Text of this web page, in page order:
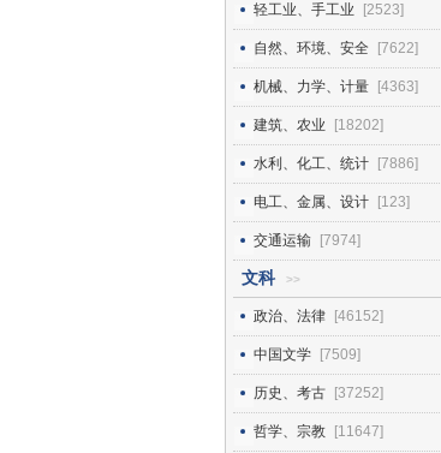
轻工业、手工业 [2523]
自然、环境、安全 [7622]
机械、力学、计量 [4363]
建筑、农业 [18202]
水利、化工、统计 [7886]
电工、金属、设计 [123]
交通运输 [7974]
文科 >>
政治、法律 [46152]
中国文学 [7509]
历史、考古 [37252]
哲学、宗教 [11647]